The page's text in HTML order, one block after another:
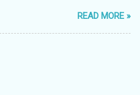
Sano-Enfermo Selecto-
3 ESPIRITUALES a)
Exacto-Aproximado
Bueno-malo Bondadoso-
Relajado Leal-Desleal,etc.
READ MORE »